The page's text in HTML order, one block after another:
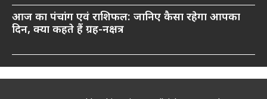
आज का पंचांग एवं राशिफल: जानिए कैसा रहेगा आपका
दिन, क्या कहते हैं ग्रह-नक्षत्र